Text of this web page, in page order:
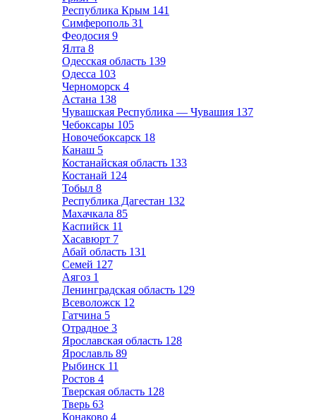
Республика Крым 141
Симферополь 31
Феодосия 9
Ялта 8
Одесская область 139
Одесса 103
Черноморск 4
Астана 138
Чувашская Республика — Чувашия 137
Чебоксары 105
Новочебоксарск 18
Канаш 5
Костанайская область 133
Костанай 124
Тобыл 8
Республика Дагестан 132
Махачкала 85
Каспийск 11
Хасавюрт 7
Абай область 131
Семей 127
Аягоз 1
Ленинградская область 129
Всеволожск 12
Гатчина 5
Отрадное 3
Ярославская область 128
Ярославль 89
Рыбинск 11
Ростов 4
Тверская область 128
Тверь 63
Конаково 4